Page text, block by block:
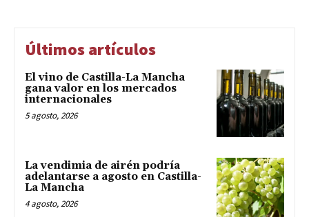
Últimos artículos
El vino de Castilla-La Mancha
gana valor en los mercados
internacionales
5 agosto, 2026
La vendimia de airén podría
adelantarse a agosto en Castilla-
La Mancha
4 agosto, 2026